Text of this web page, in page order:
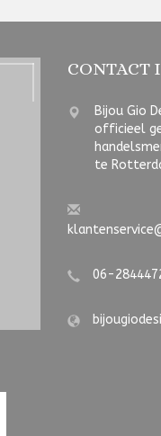
CONTACT
Bijou Gio
officieel
te
06-